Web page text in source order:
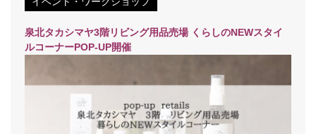
泉北タカシマヤ3階リビング用品売場 くらしのNEWスタイ
ルコーナーPOP‐UP開催